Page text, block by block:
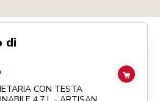
di
RECLINABILE 4,7 L - ARTISAN BY
CON TESTA
ADD